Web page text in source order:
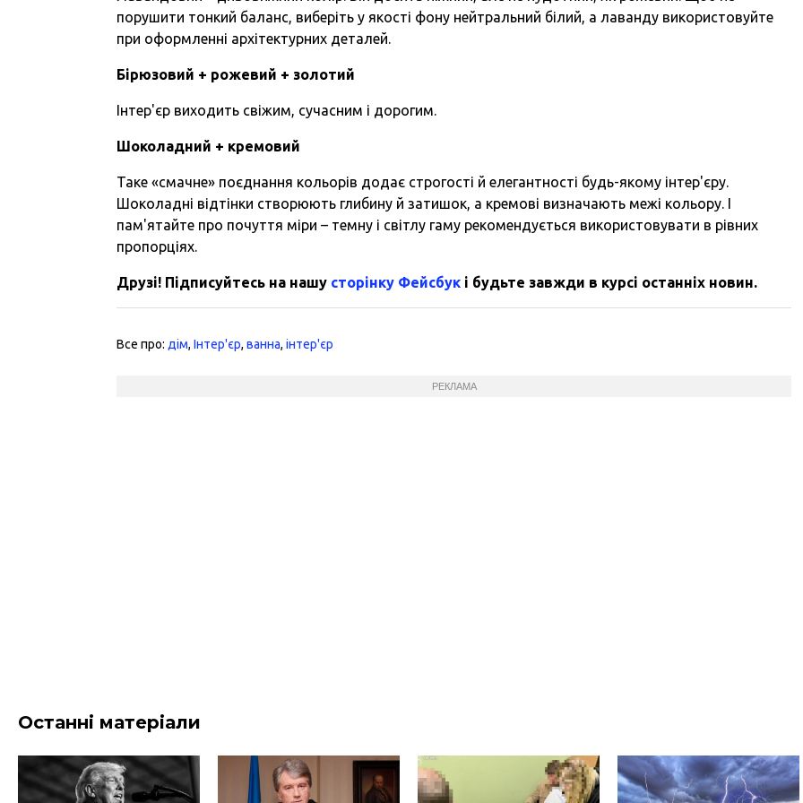
порушити тонкий баланс, виберіть у якості фону нейтральний білий, а лаванду використовуйте
при оформленні архітектурних деталей.
Бірюзовий + рожевий + золотий
Інтер'єр виходить свіжим, сучасним і дорогим.
Шоколадний + кремовий
Таке «смачне» поєднання кольорів додає строгості й елегантності будь-якому інтер'єру.
Шоколадні відтінки створюють глибину й затишок, а кремові визначають межі кольору. І
пам'ятайте про почуття міри – темну і світлу гаму рекомендується використовувати в рівних
пропорціях.
Друзі! Підписуйтесь на нашу сторінку Фейсбук і будьте завжди в курсі останніх новин.
Все про: дім,Інтер'єр,ванна,інтер'єр
РЕКЛАМА
Останні матеріали